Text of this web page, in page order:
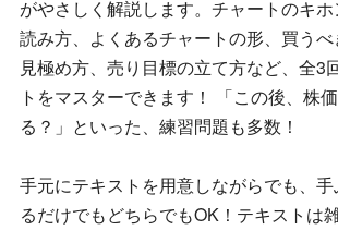
がやさしく解説します。チャートのキ
読み方、よくあるチャートの形、買う
見極め方、売り目標の立て方など、全3
トをマスターできます！ 「この後、株
る？」といった、練習問題も多数！
手元にテキストを用意しながらでも、
るだけでもどちらでもOK！テキストは